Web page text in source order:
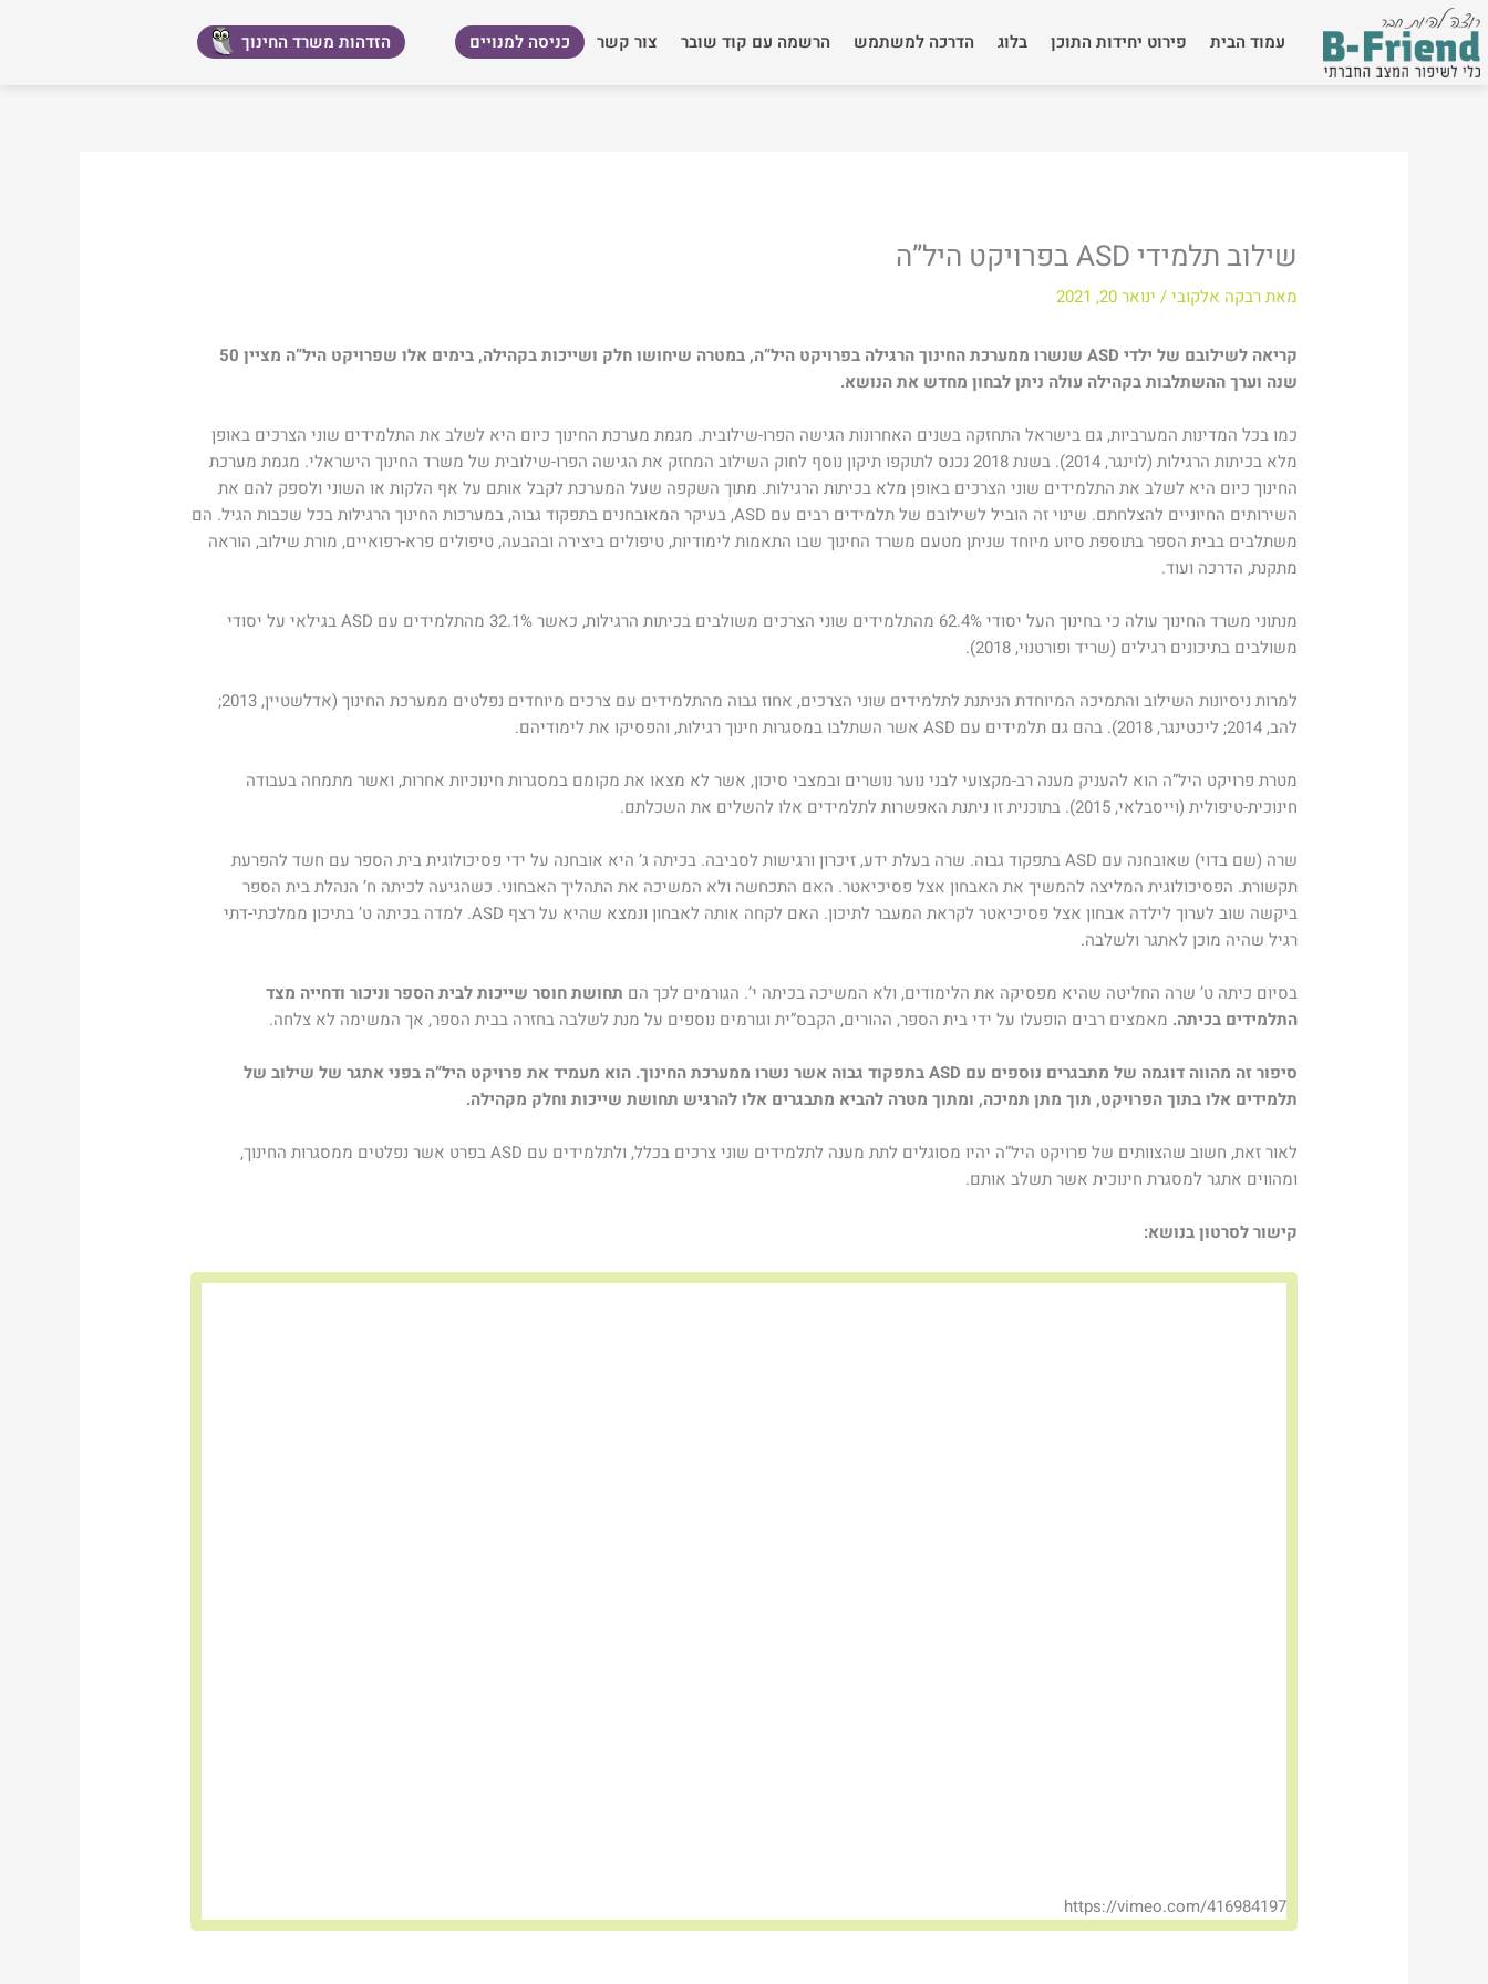
דילוג
לתוכן
עמוד הבית פירוט יחידות התוכן בלוג הדרכה למשתמש הרשמה עם קוד שובר צור קשר כניסה למנויים הזדהות משרד החינוך
שילוב תלמידי ASD בפרויקט היל”ה
מאתרבקה אלקובי/ ינואר 20, 2021
קריאה לשילובם של ילדי ASD
שנשרו ממערכת החינוך הרגילה בפרויקט היל”ה, במטרה שיחושו חלק ושייכות בקהילה, בימים אלו שפרויקט היל”ה מציין 50
שנה וערך ההשתלבות בקהילה עולה ניתן לבחון מחדש את הנושא.
כמו בכל המדינות המערביות, גם בישראל התחזקה בשנים האחרונות הגישה הפרו-שילובית. מגמת מערכת החינוך כיום היא לשלב את התלמידים שוני הצרכים באופן
מלא בכיתות הרגילות (לוינגר, 2014). בשנת 2018 נכנס לתוקפו תיקון נוסף לחוק השילוב המחזק את הגישה הפרו-שילובית של משרד החינוך הישראלי. מגמת מערכת
החינוך כיום היא לשלב את התלמידים שוני הצרכים באופן מלא בכיתות הרגילות. מתוך השקפה שעל המערכת לקבל אותם על אף הלקות או השוני ולספק להם את
השירותים החיוניים להצלחתם. שינוי זה הוביל לשילובם של תלמידים רבים עם ASD, בעיקר המאובחנים בתפקוד גבוה, במערכות החינוך הרגילות בכל שכבות הגיל. הם
משתלבים בבית הספר בתוספת סיוע מיוחד שניתן מטעם משרד החינוך שבו התאמות לימודיות, טיפולים ביצירה ובהבעה, טיפולים פרא-רפואיים, מורת שילוב, הוראה
מתקנת, הדרכה ועוד.
מנתוני משרד החינוך עולה כי בחינוך העל יסודי 62.4% מהתלמידים שוני הצרכים משולבים בכיתות הרגילות, כאשר 32.1% מהתלמידים עם ASD בגילאי על יסודי
משולבים בתיכונים רגילים (שריד ופורטנוי, 2018).
למרות ניסיונות השילוב והתמיכה המיוחדת הניתנת לתלמידים שוני הצרכים, אחוז גבוה מהתלמידים עם צרכים מיוחדים נפלטים ממערכת החינוך (אדלשטיין, 2013;
להב, 2014; ליכטינגר, 2018). בהם גם תלמידים עם ASD אשר השתלבו במסגרות חינוך רגילות, והפסיקו את לימודיהם.
מטרת פרויקט היל”ה הוא להעניק מענה רב-מקצועי לבני נוער נושרים ובמצבי סיכון, אשר לא מצאו את מקומם במסגרות חינוכיות אחרות, ואשר מתמחה בעבודה
חינוכית-טיפולית (וייסבלאי, 2015). בתוכנית זו ניתנת האפשרות לתלמידים אלו להשלים את השכלתם.
שרה (שם בדוי) שאובחנה עם ASD בתפקוד גבוה. שרה בעלת ידע, זיכרון ורגישות לסביבה. בכיתה ג’ היא אובחנה על ידי פסיכולוגית בית הספר עם חשד להפרעת
תקשורת. הפסיכולוגית המליצה להמשיך את האבחון אצל פסיכיאטר. האם התכחשה ולא המשיכה את התהליך האבחוני. כשהגיעה לכיתה ח’ הנהלת בית הספר
ביקשה שוב לערוך לילדה אבחון אצל פסיכיאטר לקראת המעבר לתיכון. האם לקחה אותה לאבחון ונמצא שהיא על רצף ASD. למדה בכיתה ט’ בתיכון ממלכתי-דתי
רגיל שהיה מוכן לאתגר ולשלבה.
בסיום כיתה ט’ שרה החליטה שהיא מפסיקה את הלימודים, ולא המשיכה בכיתה י’. הגורמים לכך הם תחושת חוסר שייכות לבית הספר וניכור ודחייה מצד
התלמידים בכיתה. מאמצים רבים הופעלו על ידי בית הספר, ההורים, הקבס”ית וגורמים נוספים על מנת לשלבה בחזרה בבית הספר, אך המשימה לא צלחה.
סיפור זה מהווה דוגמה של מתבגרים נוספים עם ASD בתפקוד גבוה אשר נשרו ממערכת החינוך. הוא מעמיד את פרויקט היל”ה בפני אתגר של שילוב של
תלמידים אלו בתוך הפרויקט, תוך מתן תמיכה, ומתוך מטרה להביא מתבגרים אלו להרגיש תחושת שייכות וחלק מקהילה.
לאור זאת, חשוב שהצוותים של פרויקט היל”ה יהיו מסוגלים לתת מענה לתלמידים שוני צרכים בכלל, ולתלמידים עם ASD בפרט אשר נפלטים ממסגרות החינוך,
ומהווים אתגר למסגרת חינוכית אשר תשלב אותם.
קישור לסרטון בנושא:
https://vimeo.com/416984197